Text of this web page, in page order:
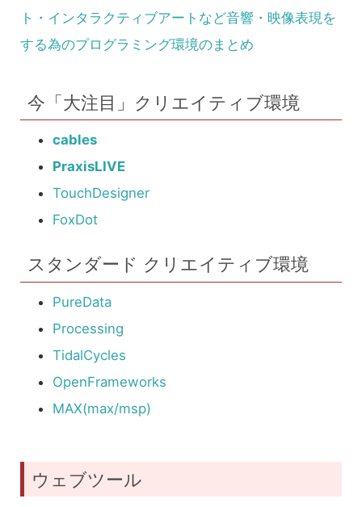
ト・インタラクティブアートなど音響・映像表現を
する為のプログラミング環境のまとめ
今「大注目」クリエイティブ環境
cables
PraxisLIVE
TouchDesigner
FoxDot
スタンダード クリエイティブ環境
PureData
Processing
TidalCycles
OpenFrameworks
MAX(max/msp)
ウェブツール